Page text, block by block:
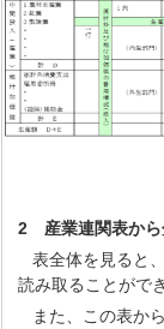
2 産業連関表から
表全体を見ると、
読み取ることがで
また、この表から